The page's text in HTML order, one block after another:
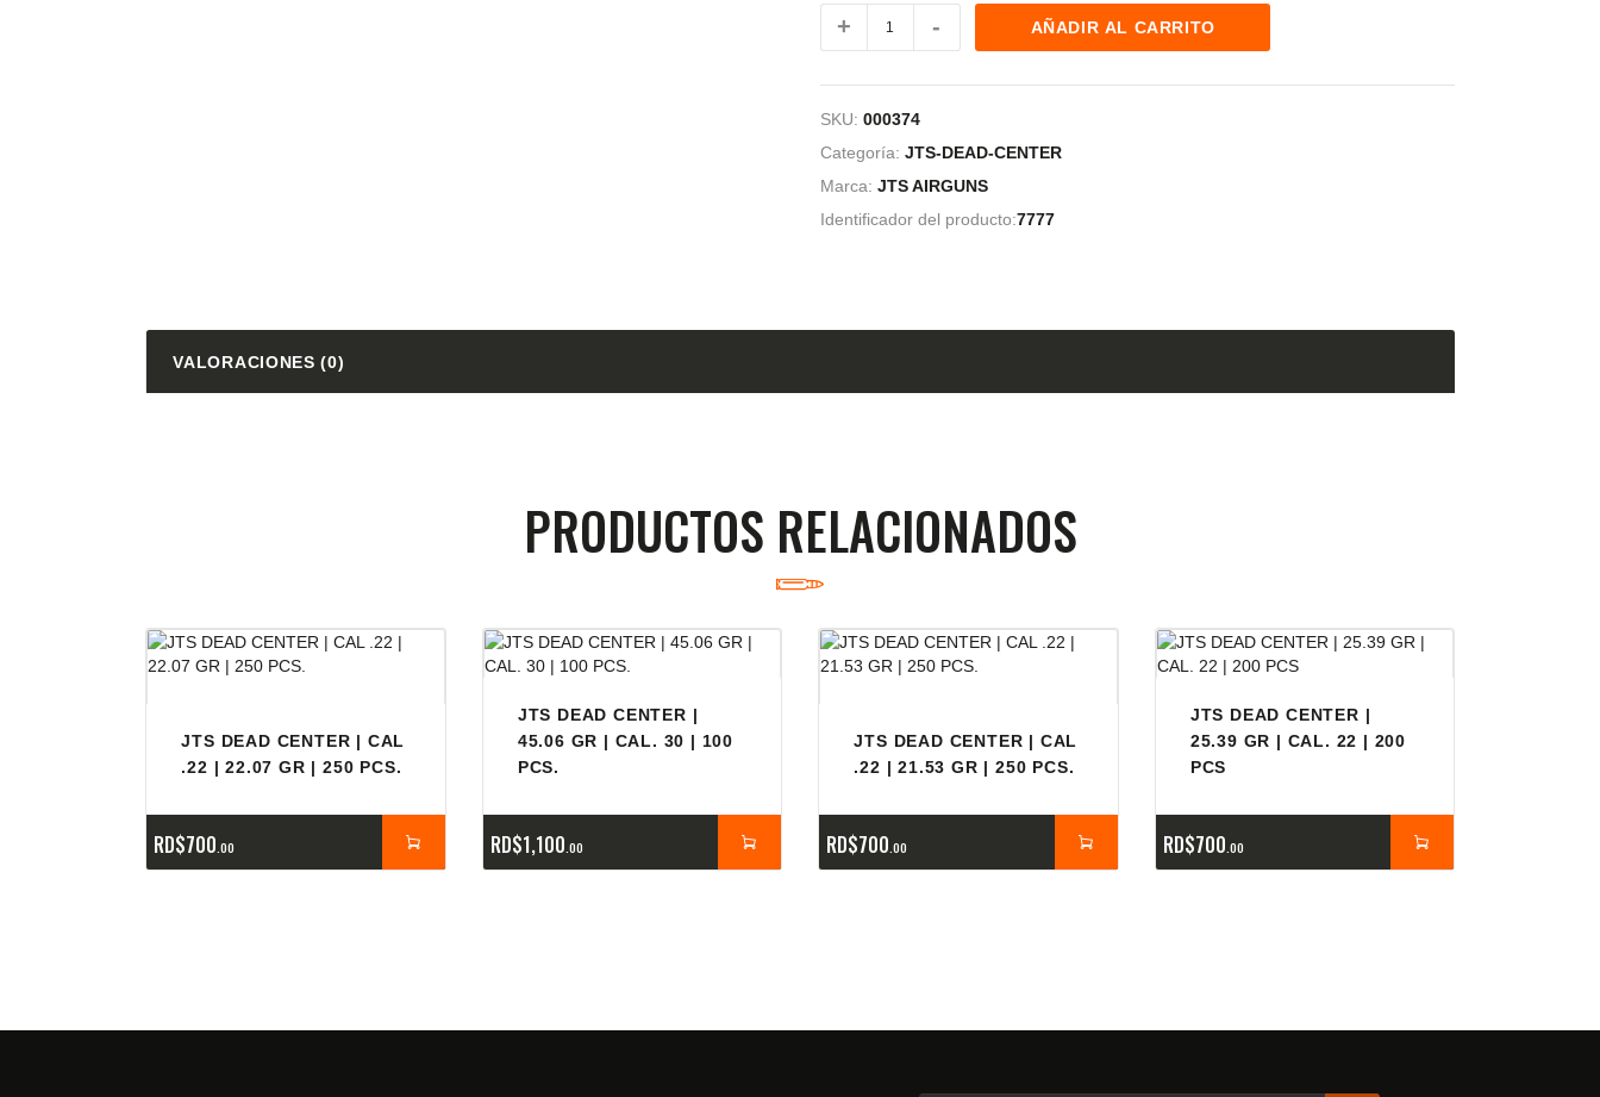
AÑADIR AL CARRITO
SKU: 000374
Categoría: JTS-DEAD-CENTER
Marca: JTS AIRGUNS
Identificador del producto:7777
VALORACIONES (0)
PRODUCTOS RELACIONADOS
JTS DEAD CENTER | CAL
.22 | 22.07 GR | 250 PCS.
RD$700 00
JTS DEAD CENTER |
45.06 GR | CAL. 30 | 100
PCS.
RD$1,100 00
JTS DEAD CENTER | CAL
.22 | 21.53 GR | 250 PCS.
RD$700 00
JTS DEAD CENTER |
25.39 GR | CAL. 22 | 200
PCS
RD$700 00